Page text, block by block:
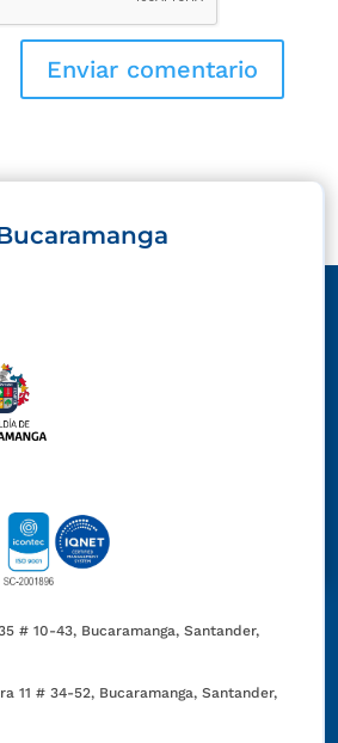
# 10-43, Bucaramanga, Santander,
11 # 34-52, Bucaramanga, Santander,